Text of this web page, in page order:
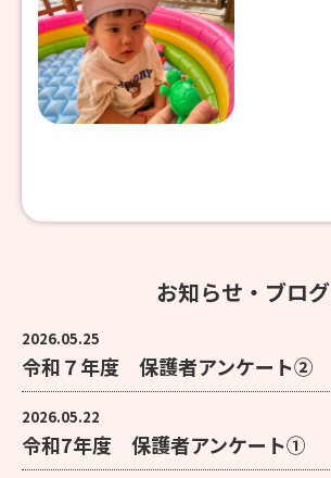
お知らせ・ブログ
2026.05.25
令和７年度 保護者アンケート②
2026.05.22
令和7年度 保護者アンケート①